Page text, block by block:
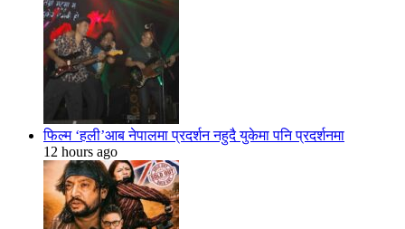
फिल्म ‘हली’आब नेपालमा प्रदर्शन नहुदै युकेमा पनि प्रदर्शनमा
12 hours ago